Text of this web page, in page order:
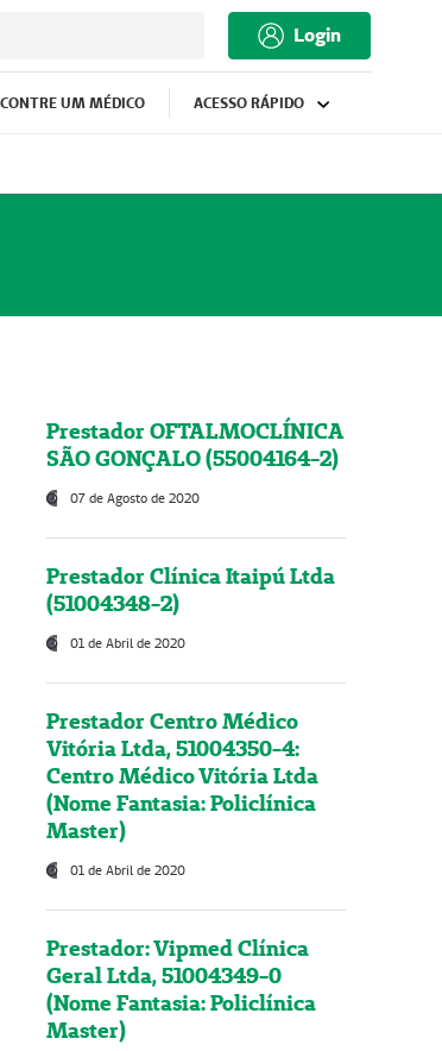
Login
UM MÉDICO ACESSO RÁPIDO
Prestador OFTALMOCLÍNICA
SÃO GONÇALO (55004164-2)
07 de Agosto de 2020
Prestador Clínica Itaipú Ltda
(51004348-2)
01 de Abril de 2020
Prestador Centro Médico
Vitória Ltda, 51004350-4:
Centro Médico Vitória Ltda
(Nome Fantasia: Policlínica
Master)
01 de Abril de 2020
Prestador: Vipmed Clínica
Geral Ltda, 51004349-0
(Nome Fantasia: Policlínica
Master)